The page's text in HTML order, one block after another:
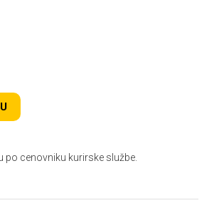
po cenovniku kurirske službe.